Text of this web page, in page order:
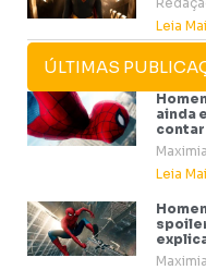
Leia
ÚLTIMAS
ainda
Leia